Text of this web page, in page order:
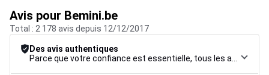
Avis pour Bemini.be
Total : 2 178 avis depuis 12/12/2017
Des avis authentiques